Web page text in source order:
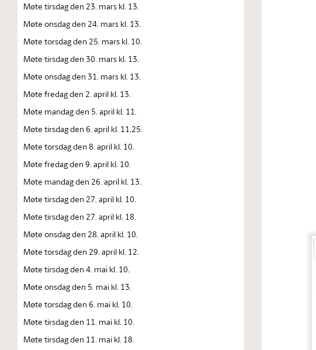
Møte tirsdag den 23. mars kl. 13.
Møte onsdag den 24. mars kl. 13.
Møte torsdag den 25. mars kl. 10.
Møte tirsdag den 30. mars kl. 13.
Møte onsdag den 31. mars kl. 13.
Møte fredag den 2. april kl. 13.
Møte mandag den 5. april kl. 11.
Møte tirsdag den 6. april kl. 11.25.
Møte torsdag den 8. april kl. 10.
Møte fredag den 9. april kl. 10.
Møte mandag den 26. april kl. 13.
Møte tirsdag den 27. april kl. 10.
Møte tirsdag den 27. april kl. 18.
Møte onsdag den 28. april kl. 10.
Møte torsdag den 29. april kl. 12.
Møte tirsdag den 4. mai kl. 10.
Møte onsdag den 5. mai kl. 13.
Møte torsdag den 6. mai kl. 10.
Møte tirsdag den 11. mai kl. 10.
Møte tirsdag den 11. mai kl. 18.